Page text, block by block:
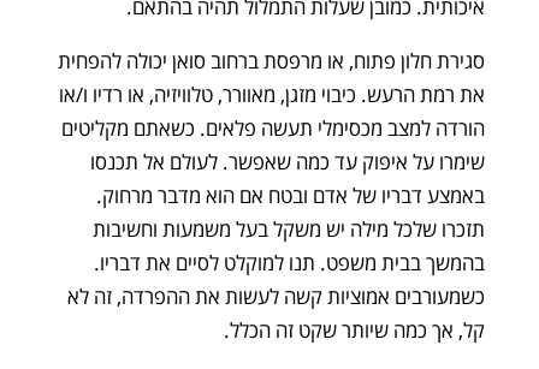
איכותית. כמובן שעלות התמלול תהיה בהתאם.
סגירת חלון פתוח, או מרפסת ברחוב סואן יכולה להפחית
את רמת הרעש. כיבוי מזגן, מאוורר, טלוויזיה, או רדיו ו/או
הורדה למצב מכסימלי תעשה פלאים. כשאתם מקליטים
שימרו על איפוק עד כמה שאפשר. לעולם אל תכנסו
באמצע דבריו של אדם ובטח אם הוא מדבר מרחוק.
תזכרו שלכל מילה יש משקל בעל משמעות וחשיבות
בהמשך בבית משפט. תנו למוקלט לסיים את דבריו.
כשמעורבים אמוציות קשה לעשות את ההפרדה, זה לא
קל, אך כמה שיותר שקט זה הכלל.